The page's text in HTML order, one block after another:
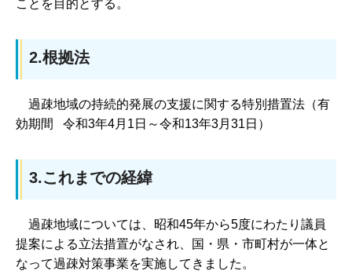
ことを目的とする。
2.根拠法
過疎地域の持続的発展の支援に関する特別措置法（有
効期間 令和3年4月1日～令和13年3月31日）
3.これまでの経緯
過疎地域については、昭和45年から5度にわたり議員
提案による立法措置がなされ、国・県・市町村が一体と
なって過疎対策事業を実施してきました。